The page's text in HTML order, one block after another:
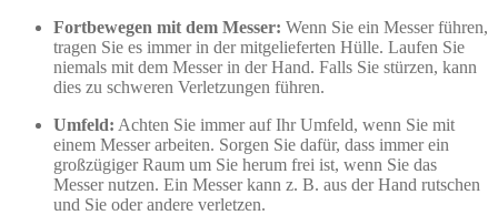
Fortbewegen mit dem Messer: Wenn Sie ein Messer führen,
tragen Sie es immer in der mitgelieferten Hülle. Laufen Sie
niemals mit dem Messer in der Hand. Falls Sie stürzen, kann
dies zu schweren Verletzungen führen.
Umfeld: Achten Sie immer auf Ihr Umfeld, wenn Sie mit
einem Messer arbeiten. Sorgen Sie dafür, dass immer ein
großzügiger Raum um Sie herum frei ist, wenn Sie das
Messer nutzen. Ein Messer kann z. B. aus der Hand rutschen
und Sie oder andere verletzen.